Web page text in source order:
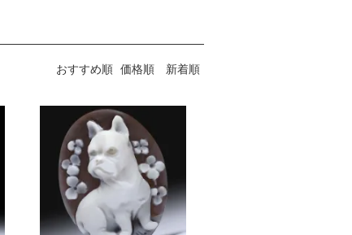
おすすめ順 価格順 新着順